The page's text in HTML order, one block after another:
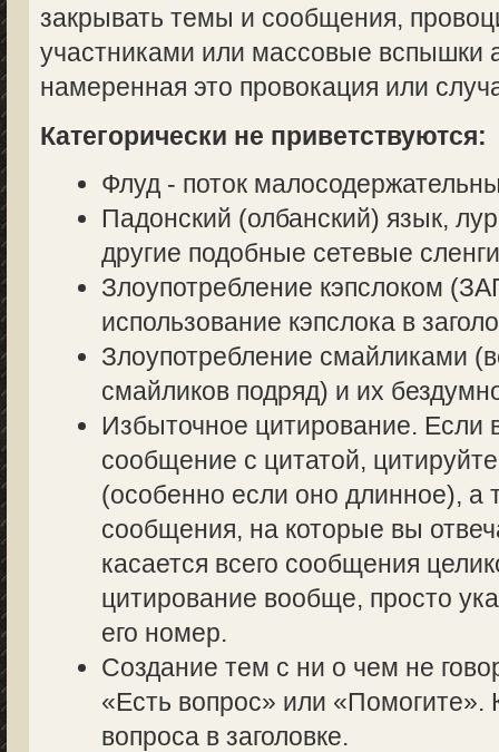
закрывать темы и сообщения,
участниками или массовые вспышки
намеренная это провокация или
Категорически не приветствуются:
Флуд - поток
Падонский (олбанский) язык,
другие подобные сетевые
Злоупотребление кэпслоком
использование кэпслока в
Злоупотребление смайликами
смайликов подряд) и их
Избыточное цитирование. Если
сообщение с цитатой,
(особенно если оно длинное), а
сообщения, на которые вы
касается всего сообщения
цитирование вообще, просто
его номер.
Создание тем с ни о чем не
«Есть вопрос» или «Помогите».
вопроса в заголовке.